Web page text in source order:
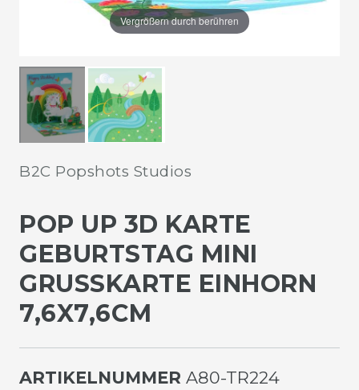
Vergrößern durch berühren
B2C Popshots Studios
POP UP 3D KARTE
GEBURTSTAG MINI
GRUSSKARTE EINHORN 7
,6X7,6CM
ARTIKELNUMMER A80-TR224